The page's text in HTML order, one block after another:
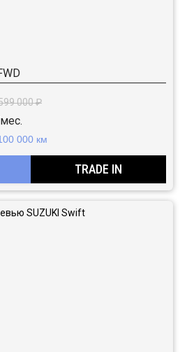
000 ₽
000 км
TRADE IN